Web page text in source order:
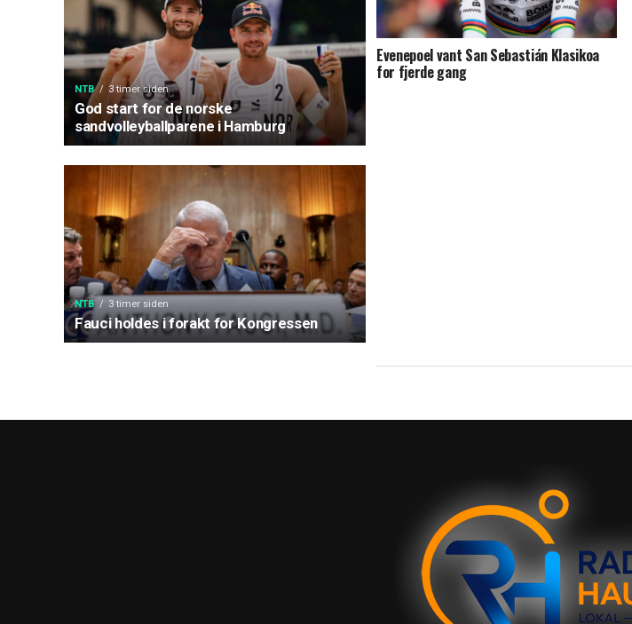
NTB 3 timer siden
God start for de norske
sandvolleyballparene i Hamburg
NTB 3 timer siden
Fauci holdes i forakt for Kongressen
Evenepoel vant San Sebastián Klasikoa
for fjerde gang